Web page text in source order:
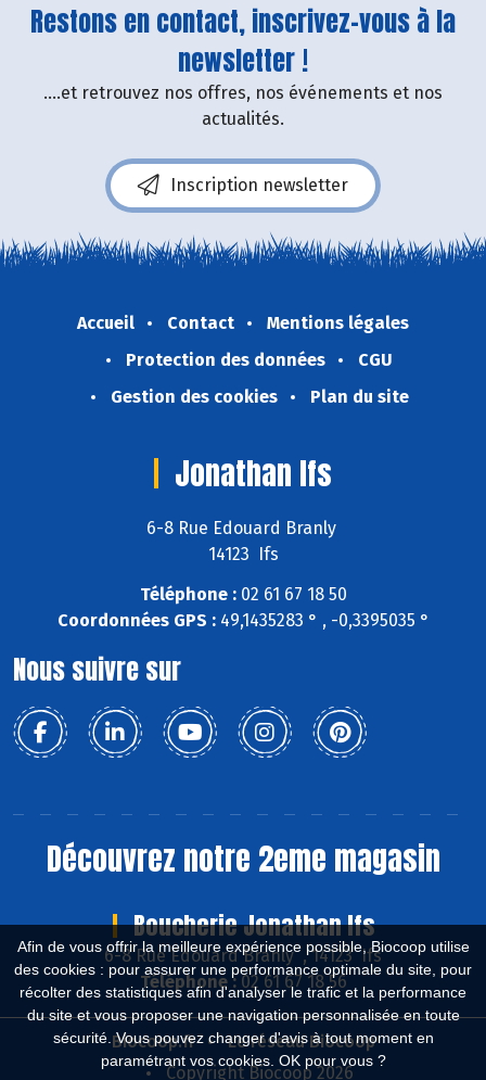
Afin de vous offrir la meilleure expérience possible, Biocoop utilise
des cookies : pour assurer une performance optimale du site, pour
récolter des statistiques afin d'analyser le trafic et la performance
du site et vous proposer une navigation personnalisée en toute
sécurité. Vous pouvez changer d'avis à tout moment en
paramétrant vos cookies. OK pour vous ?
Restons en contact, inscrivez-vous à la
newsletter !
....et retrouvez nos offres, nos événements et nos
actualités.
Inscription newsletter
Accueil Contact
Mentions légales
Protection des données
CGU
Gestion des cookies
Plan du site
Jonathan Ifs
6-8 Rue Edouard Branly
14123 Ifs
Téléphone :02 61 67 18 50
Coordonnées GPS :49,1435283 ° , -0,3395035 °
Nous suivre sur
Découvrez notre 2eme magasin
Boucherie Jonathan Ifs
6-8 Rue Edouard Branly , 14123 Ifs
Téléphone :02 61 67 18 56
Biocoop.fr
Le réseau Biocoop
Copyright Biocoop 2026